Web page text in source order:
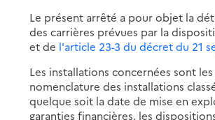
Le présent arrêté a pour objet la
des carrières prévues par la
et de l'article 23-3 du décret du 21
Les installations concernées sont
nomenclature des installations
quelque soit la date de mise en
garanties financières, les